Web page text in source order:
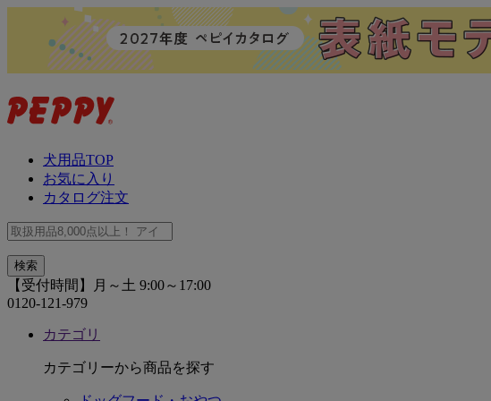
犬用品TOP
お気に入り
カタログ注文
【受付時間】月～土 9:00～17:00
0120-121-979
カテゴリ
カテゴリーから商品を探す